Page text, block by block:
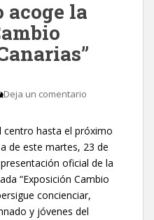
acoge la
Deja un comentario
centro hasta el próximo
de este martes, 23 de
oficial de la
“Exposición Cambio
concienciar,
y jóvenes del